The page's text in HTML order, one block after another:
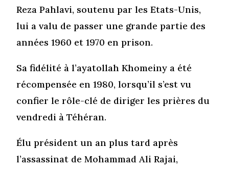
Reza Pahlavi, soutenu par les Etats-Unis,
lui a valu de passer une grande partie des
années 1960 et 1970 en prison.
Sa fidélité à l’ayatollah Khomeiny a été
récompensée en 1980, lorsqu’il s’est vu
confier le rôle-clé de diriger les prières du
vendredi à Téhéran.
Élu président un an plus tard après
l’assassinat de Mohammad Ali Rajai,